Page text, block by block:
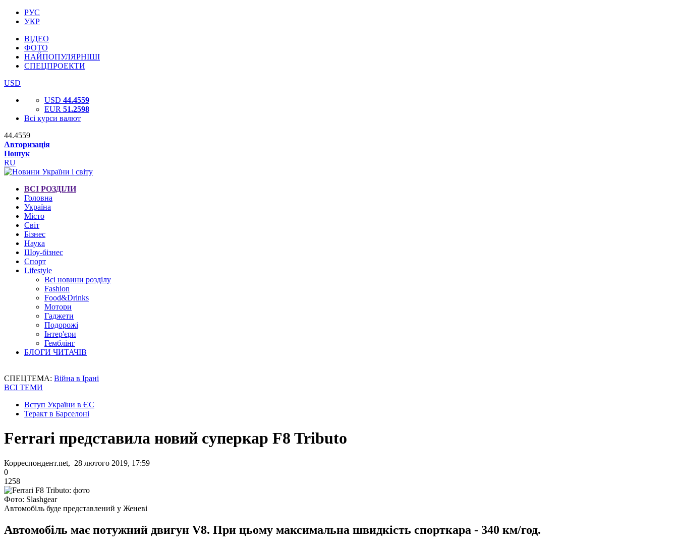
РУС
УКР
ВІДЕО
ФОТО
НАЙПОПУЛЯРНІШІ
СПЕЦПРОЕКТИ
USD
USD 44.4559
EUR 51.2598
Всі курси валют
44.4559
Авторизація
Пошук
RU
ВСІ РОЗДІЛИ
Головна
Україна
Місто
Світ
Бізнес
Наука
Шоу-бізнес
Спорт
Lifestyle
Всі новини розділу
Fashion
Food&Drinks
Мотори
Гаджети
Подорожі
Інтер'єри
Гемблінг
БЛОГИ ЧИТАЧІВ
СПЕЦТЕМА: Війна в Ірані
ВСІ ТЕМИ
Вступ України в ЄС
Теракт в Барселоні
Ferrari представила новий суперкар F8 Tributo
Корреспондент.net, 28 лютого 2019, 17:59
0
1258
Фото: Slashgear
Автомобіль буде представлений у Женеві
Автомобіль має потужний двигун V8. При цьому максимальна швидкість спорткара - 340 км/год.